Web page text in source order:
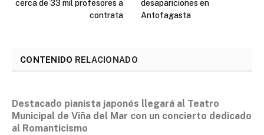
cerca de 33 mil profesores a
contrata
desapariciones en
Antofagasta
CONTENIDO RELACIONADO
Destacado pianista japonés llegará al Teatro
Municipal de Viña del Mar con un concierto dedicado
al Romanticismo